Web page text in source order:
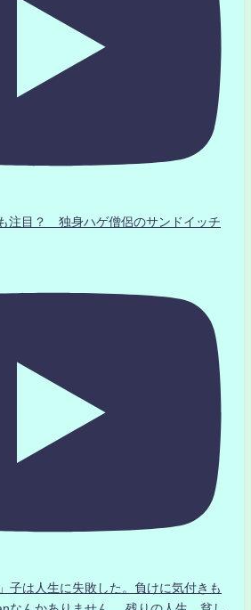
注目？ 独身ハゲ僧侶のサンドイッチ
子は人生に失敗した。負けに気付きも